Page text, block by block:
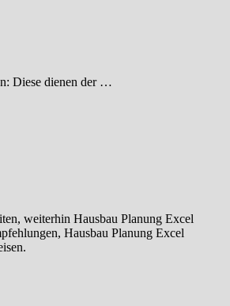
Diese dienen der …
weiterhin Hausbau Planung Excel
Hausbau Planung Excel